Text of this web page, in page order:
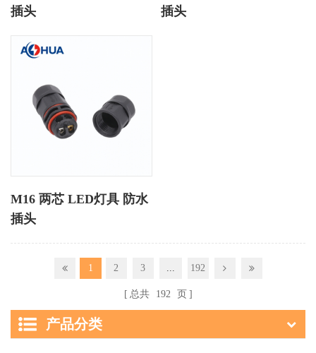
插头
插头
M16 两芯 LED灯具 防水
插头
1 2 3 ... 192
总共 192 页
产品分类